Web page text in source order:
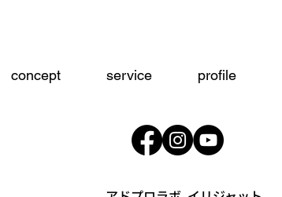
concept service profile